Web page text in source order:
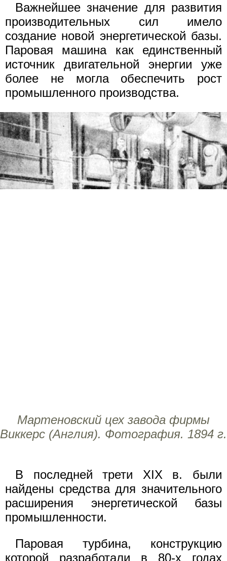
Важнейшее значение для развития
производительных сил имело
создание новой энергетической базы.
Паровая машина как единственный
источник двигательной энергии уже
более не могла обеспечить рост
промышленного производства.
Мартеновский цех завода фирмы
Виккерс (Англия). Фотография. 1894 г.
В последней трети XIX в. были
найдены средства для значительного
расширения энергетической базы
промышленности.
Паровая турбина, конструкцию
которой разработали в 80-х годах